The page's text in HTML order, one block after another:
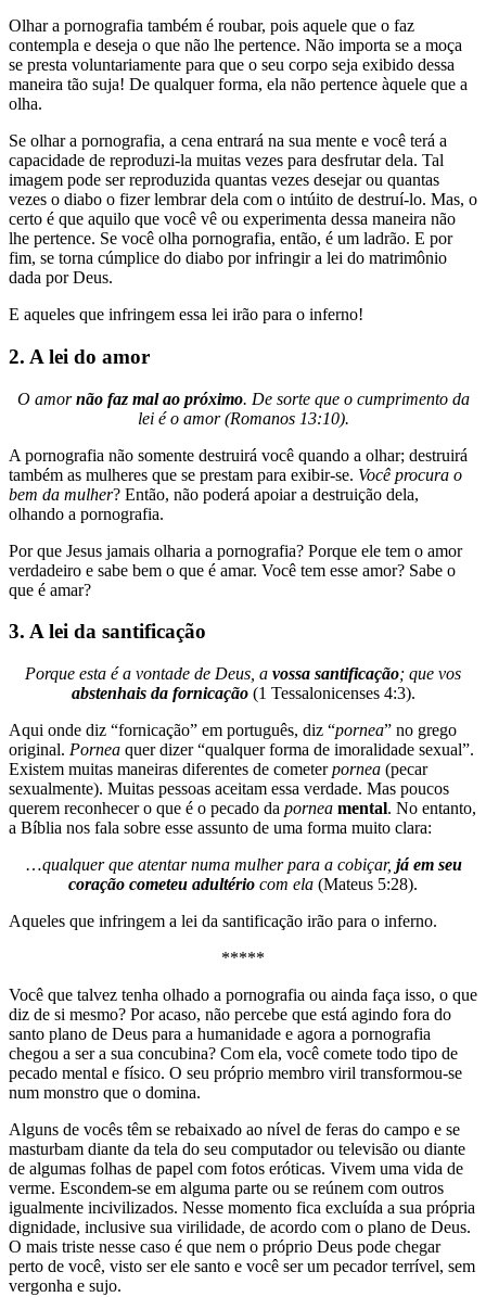
Olhar a pornografia também é roubar, pois aquele que o faz
contempla e deseja o que não lhe pertence. Não importa se a moça
se presta voluntariamente para que o seu corpo seja exibido dessa
maneira tão suja! De qualquer forma, ela não pertence àquele que a
olha.
Se olhar a pornografia, a cena entrará na sua mente e você terá a
capacidade de reproduzi-la muitas vezes para desfrutar dela. Tal
imagem pode ser reproduzida quantas vezes desejar ou quantas
vezes o diabo o fizer lembrar dela com o intúito de destruí-lo. Mas, o
certo é que aquilo que você vê ou experimenta dessa maneira não
lhe pertence. Se você olha pornografia, então, é um ladrão. E por
fim, se torna cúmplice do diabo por infringir a lei do matrimônio
dada por Deus.
E aqueles que infringem essa lei irão para o inferno!
2. A lei do amor
O amornão faz mal ao próximo. De sorte que o cumprimento da
lei é o amor (Romanos 13:10).
A pornografia não somente destruirá você quando a olhar; destruirá
também as mulheres que se prestam para exibir-se. Você procura o
bem da mulher? Então, não poderá apoiar a destruição dela,
olhando a pornografia.
Por que Jesus jamais olharia a pornografia? Porque ele tem o amor
verdadeiro e sabe bem o que é amar. Você tem esse amor? Sabe o
que é amar?
3. A lei da santificação
Porque esta é a vontade de Deus, a vossa santificação; que vos
abstenhais da fornicação(1 Tessalonicenses 4:3).
Aqui onde diz “fornicação” em português, diz “pornea” no grego
original. Pornea quer dizer “qualquer forma de imoralidade sexual”.
Existem muitas maneiras diferentes de cometerpornea (pecar
sexualmente). Muitas pessoas aceitam essa verdade. Mas poucos
querem reconhecer o que é o pecado da pornea mental. No entanto,
a Bíblia nos fala sobre esse assunto de uma forma muito clara:
…qualquer que atentar numa mulher para a cobiçar, já em seu
coração cometeu adultério com ela (Mateus 5:28).
Aqueles que infringem a lei da santificação irão para o inferno.
*****
Você que talvez tenha olhado a pornografia ou ainda faça isso, o que
diz de si mesmo? Por acaso, não percebe que está agindo fora do
santo plano de Deus para a humanidade e agora a pornografia
chegou a ser a sua concubina? Com ela, você comete todo tipo de
pecado mental e físico. O seu próprio membro viril transformou-se
num monstro que o domina.
Alguns de vocês têm se rebaixado ao nível de feras do campo e se
masturbam diante da tela do seu computador ou televisão ou diante
de algumas folhas de papel com fotos eróticas. Vivem uma vida de
verme. Escondem-se em alguma parte ou se reúnem com outros
igualmente incivilizados. Nesse momento fica excluída a sua própria
dignidade, inclusive sua virilidade, de acordo com o plano de Deus.
O mais triste nesse caso é que nem o próprio Deus pode chegar
perto de você, visto ser ele santo e você ser um pecador terrível, sem
vergonha e sujo.